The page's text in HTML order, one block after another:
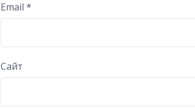
Email*
Сайт